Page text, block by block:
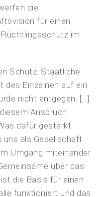
die
für einen
im
Schutz. Staatliche
des Einzelnen auf ein
nicht entgegen. […]
Anspruch
dafür gestärkt
uns als Gesellschaft
Umgang miteinander
über das
die Basis für einen
funktioniert und das